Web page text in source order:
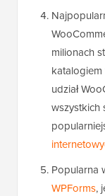
milionach
katalogiem
udział
wszystkich
Popularna
WPForms,